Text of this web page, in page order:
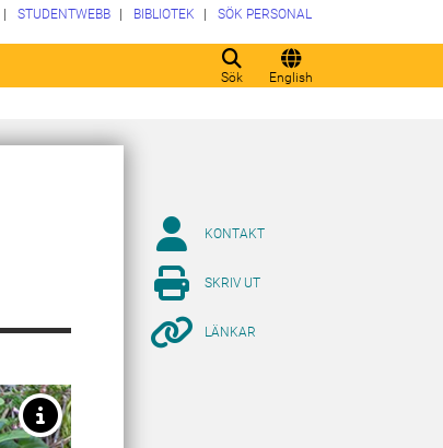
Sök English
STUDENTWEBB BIBLIOTEK SÖK PERSONAL
KONTAKT
SKRIV UT
LÄNKAR